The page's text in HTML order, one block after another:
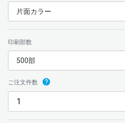
片面カラー
印刷部数
500部
ご注文件数